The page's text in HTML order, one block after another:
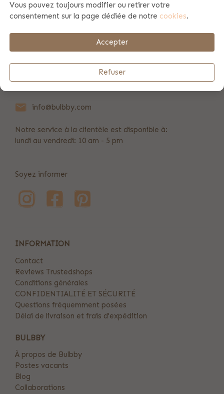
Information du produit
info@bulbby.com
Notre service à la clientèle est disponible à:
lundi au vendredi: 10 am - 5 pm
Soyez informer
INFORMATION
Contact
Reviews Trustedshops
Conditions générales
CONFIDENTIALITÉ ET SÉCURITÉ
Questions fréquemment posées
Délai de livraison et frais d'expédition
BULBBY
À propos de Bulbby
Postes vacants
Blog
Collaborations
Vous pouvez toujours modifier ou retirer votre
consentement sur la page dédiée de notre cookies.
Accepter
Refuser